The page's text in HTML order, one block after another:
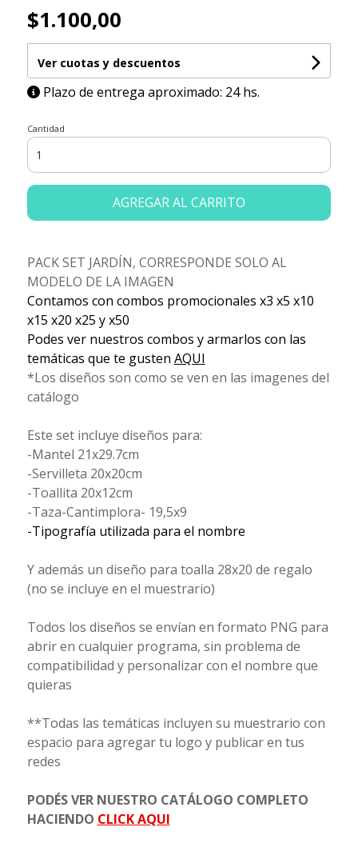
$1.100,00
Ver cuotas y descuentos
Plazo de entrega aproximado: 24 hs.
Cantidad
AGREGAR AL CARRITO
PACK SET JARDÍN, CORRESPONDE SOLO AL
MODELO DE LA IMAGEN
Contamos con combos promocionales x3 x5 x10
x15 x20 x25 y x50
Podes ver nuestros combos y armarlos con las
temáticas que te gusten AQUI
*Los diseños son como se ven en las imagenes del
catálogo
Este set incluye diseños para:
-Mantel 21x29.7cm
-Servilleta 20x20cm
-Toallita 20x12cm
-Taza-Cantimplora- 19,5x9
-Tipografía utilizada para el nombre
Y además un diseño para toalla 28x20 de regalo
(no se incluye en el muestrario)
Todos los diseños se envían en formato PNG para
abrir en cualquier programa, sin problema de
compatibilidad y personalizar con el nombre que
quieras
**Todas las temáticas incluyen su muestrario con
espacio para agregar tu logo y publicar en tus
redes
PODÉS VER NUESTRO CATÁLOGO COMPLETO
HACIENDO CLICK AQUI